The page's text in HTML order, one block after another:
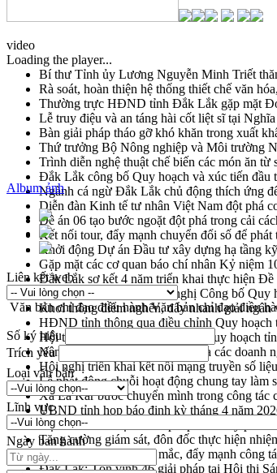
video
Loading the player...
Bí thư Tỉnh ủy Lương Nguyễn Minh Triết
Rà soát, hoàn thiện hệ thống thiết chế văn
Thường trực HĐND tỉnh Đắk Lắk gặp mặt
Lễ truy điệu và an táng hài cốt liệt sĩ tại
Bàn giải pháp tháo gỡ khó khăn trong xuất
Thứ trưởng Bộ Nông nghiệp và Môi trường
Trình diễn nghệ thuật chế biến các món ăn từ
Đắk Lắk công bố Quy hoạch và xúc tiến đầu
Ngành cá ngừ Đắk Lắk chủ động thích ứng
Diễn đàn Kinh tế tư nhân Việt Nam đột phá
Đề án 06 tạo bước ngoặt đột phá trong cải
Kết nối tour, đẩy mạnh chuyển đổi số để
Khởi động Dự án Đầu tư xây dựng hạ tầng
Gặp mặt các cơ quan báo chí nhân Kỷ niệm
Đắk Lắk sơ kết 4 năm triển khai thực hiện Đề
Họp báo thông tin về Hội nghị Công bố
Khơi thông điểm nghẽn, đẩy nhanh giải ngân
HĐND tỉnh thông qua điều chỉnh Quy hoạch
Hội thảo góp ý hồ sơ điều chỉnh quy hoạch
Nâng cao hiệu quả hoạt động của các doanh
Hội nghị triển khai kết nối mạng truyền số
Lễ phát động chuỗi hoạt động chung tay làm
Xã Ea Kar bước chuyển mình trong công tác
UBND tỉnh họp báo định kỳ tháng 4 năm
Hội thảo khoa học “Giải pháp thúc đẩy phát
Tăng cường giám sát, đôn đốc thực hiện
Tháo gỡ những vướng mắc, đẩy mạnh công
Đắk Lắk: Tôn vinh 46 giải pháp tại Hội thi
Album ảnh
Liên kết web
Văn bản chỉ đạo điều hành Văn bản chỉ đạo điều
Số ký hiệu
Trích yếu
Loại văn bản
Lĩnh vực
Ngày ban hành